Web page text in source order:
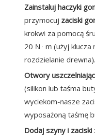
Zainstaluj haczyki
przymocuj zaciski
krokwi za pomocą
20 N · m (użyj
rozdzielanie drewna).
Otwory
(silikon lub taśma
wyciekom-nasze
wyposażoną taśmę
Dodaj szyny i zaciski